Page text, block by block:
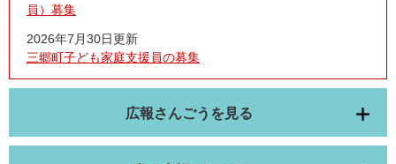
員）募集
2026年7月30日更新
三郷町子ども家庭支援員の募集
広報さんごうを見る